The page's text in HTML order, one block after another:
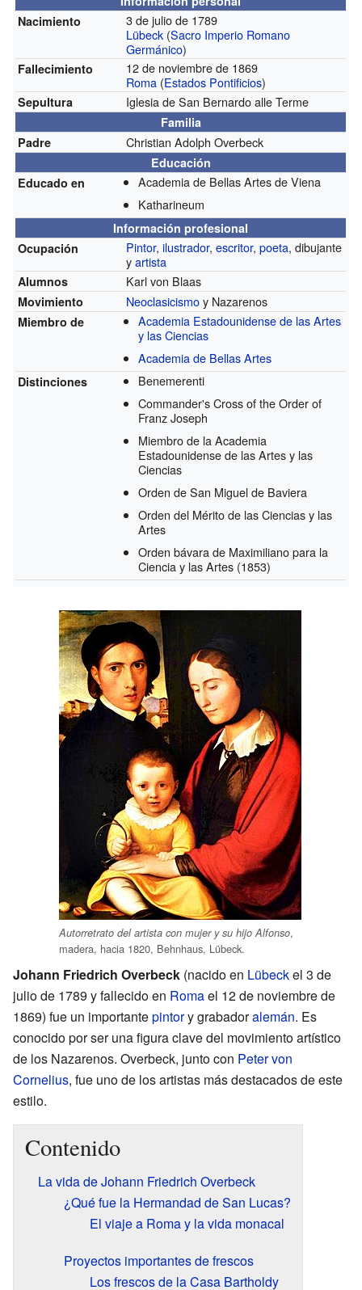
Nacimiento
3 de julio de 1789
Lübeck (Sacro Imperio Romano
Germánico)
Fallecimiento
12 de noviembre de 1869
Roma (Estados Pontificios)
Sepultura Iglesia de San Bernardo alle Terme
Familia
Padre
Christian Adolph Overbeck
Educación
Educado en
Academia de Bellas Artes de Viena
Katharineum
Información profesional
Ocupación
Pintor,ilustrador,escritor,poeta, dibujante
yartista
Alumnos Karl von Blaas
Movimiento Neoclasicismoy Nazarenos
Miembro de
Academia Estadounidense de las Artes
y las Ciencias
Academia de Bellas Artes
Distinciones
Benemerenti
Commander's Cross of the Order of
Franz Joseph
Miembro de la Academia
Estadounidense de las Artes y las
Ciencias
Orden de San Miguel de Baviera
Orden del Mérito de las Ciencias y las
Artes
Orden bávara de Maximiliano para la
Ciencia y las Artes (1853)
Autorretrato del artista con mujer y su hijo Alfonso,
madera, hacia 1820, Behnhaus, Lübeck.
Johann Friedrich Overbeck (nacido en Lübeckel 3 de
julio de 1789 y fallecido en Romael 12 de noviembre de
1869) fue un importantepintory grabadoralemán. Es
conocido por ser una figura clave del movimiento artístico
de los Nazarenos. Overbeck, junto con Peter von
Cornelius, fue uno de los artistas más destacados de este
estilo.
Contenido
La vida de Johann Friedrich Overbeck
¿Qué fue la Hermandad de San Lucas?
El viaje a Roma y la vida monacal
Proyectos importantes de frescos
Los frescos de la Casa Bartholdy